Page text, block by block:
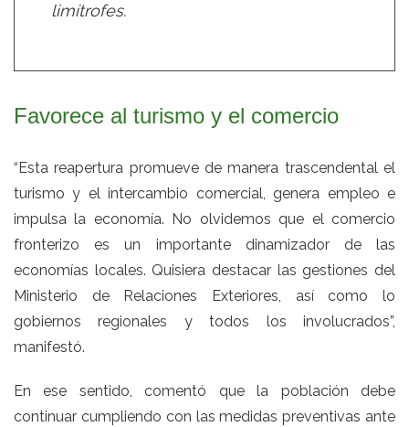
limítrofes.
Favorece al turismo y el comercio
“Esta reapertura promueve de manera trascendental el
turismo y el intercambio comercial, genera empleo e
impulsa la economía. No olvidemos que el comercio
fronterizo es un importante dinamizador de las
economías locales. Quisiera destacar las gestiones del
Ministerio de Relaciones Exteriores, así como lo
gobiernos regionales y todos los involucrados”,
manifestó.
En ese sentido, comentó que la población debe
continuar cumpliendo con las medidas preventivas ante